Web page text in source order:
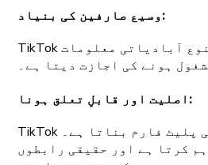
وسیع صارفین کی بنیاد:
TikTok روزانہ لاکھوں فعال صارفین کے ساتھ ایک بڑے عالمی صارف کی بنیاد پر فخر کرتا ہے۔ اس وسیع رسائی کا فائدہ اٹھانا برانڈز کو متنوع آبادیاتی معلومات
ہونے کی اجازت دیتا ہے۔
اصلیت اور قابلِ تعلق ہونا :
TikTok کا مواد صداقت اور متعلقہیت پر پروان چڑھتا ہے، جو اسے اثر انگیز مارکیٹنگ کے لیے ایک مثالی پلیٹ فارم بناتا ہے۔ TikTok پر اثر و رسوخ رکھنے والے
کرتا ہے اور حقیقی رابطوں